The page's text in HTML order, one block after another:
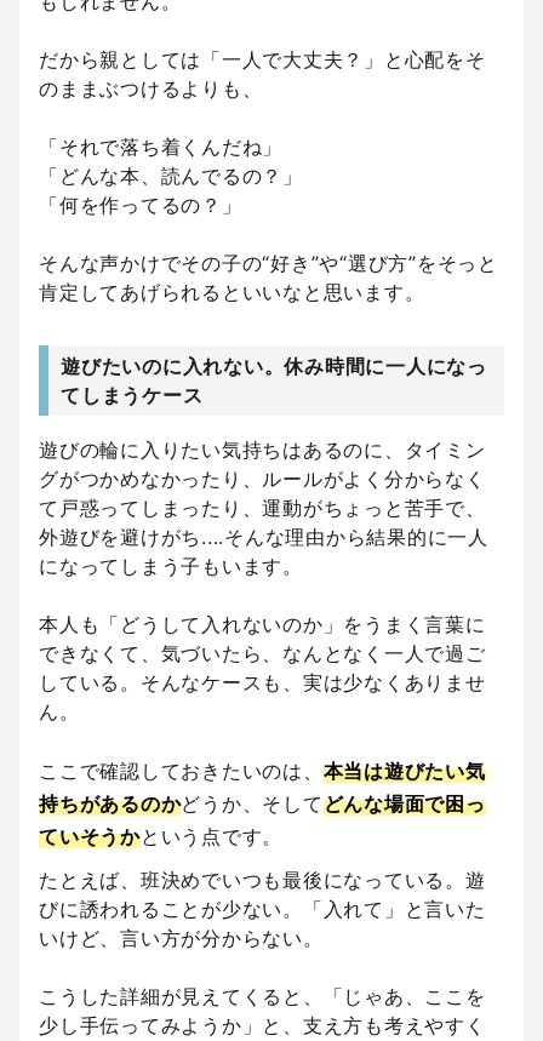
だから親としては「一人で大丈夫？」と心配をそ
のままぶつけるよりも、
「それで落ち着くんだね」
「どんな本、読んでるの？」
「何を作ってるの？」
そんな声かけでその子の“好き”や“選び方”をそっと
肯定してあげられるといいなと思います。
遊びたいのに入れない。休み時間に一人になっ
てしまうケース
遊びの輪に入りたい気持ちはあるのに、タイミン
グがつかめなかったり、ルールがよく分からなく
て戸惑ってしまったり、運動がちょっと苦手で、
外遊びを避けがち....そんな理由から結果的に一人
になってしまう子もいます。
本人も「どうして入れないのか」をうまく言葉に
できなくて、気づいたら、なんとなく一人で過ご
している。そんなケースも、実は少なくありませ
ん。
ここで確認しておきたいのは、 本当は遊びたい気
持ちがあるのかどうか、そしてどんな場面で困っ
ていそうかという点です。
たとえば、班決めでいつも最後になっている。遊
びに誘われることが少ない。「入れて」と言いた
いけど、言い方が分からない。
こうした詳細が見えてくると、「じゃあ、ここを
少し手伝ってみようか」と、支え方も考えやすく